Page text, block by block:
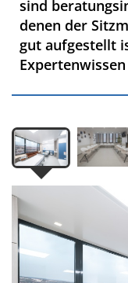
sind
denen der
gut aufgestellt